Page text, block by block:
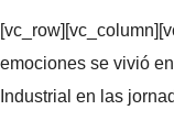
emociones se vivió
Industrial en las